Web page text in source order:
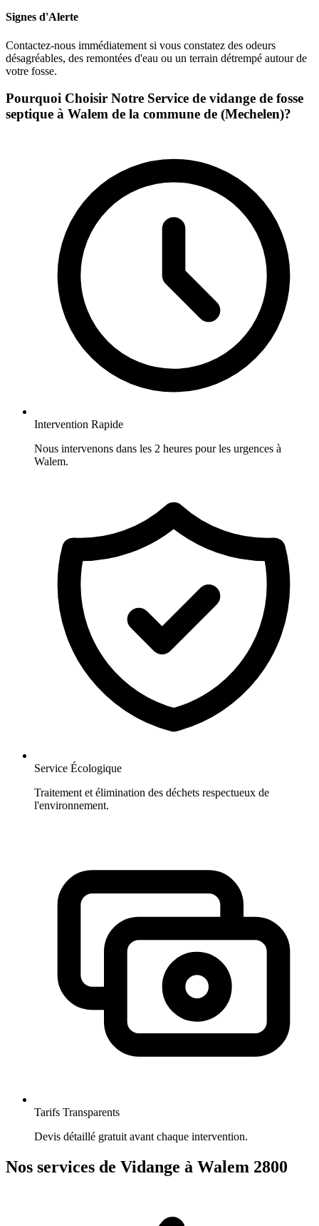
Signes d'Alerte
Contactez-nous immédiatement si vous constatez des odeurs
désagréables, des remontées d'eau ou un terrain détrempé autour de
votre fosse.
Pourquoi Choisir Notre Service de vidange de fosse
septique à Walem de la commune de (Mechelen)?
Intervention Rapide
Nous intervenons dans les 2 heures pour les urgences à
Walem.
Service Écologique
Traitement et élimination des déchets respectueux de
l'environnement.
Tarifs Transparents
Devis détaillé gratuit avant chaque intervention.
Nos services de Vidange à Walem 2800